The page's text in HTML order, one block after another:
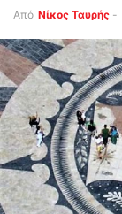
Από Νίκος Ταυρής -